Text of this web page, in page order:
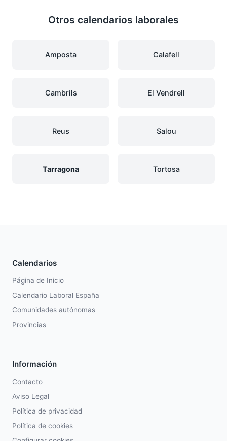
Otros calendarios laborales
Amposta Calafell
Cambrils El Vendrell
Reus Salou
Tarragona Tortosa
Calendarios
Página de Inicio
Calendario Laboral España
Comunidades autónomas
Provincias
Información
Contacto
Aviso Legal
Política de privacidad
Política de cookies